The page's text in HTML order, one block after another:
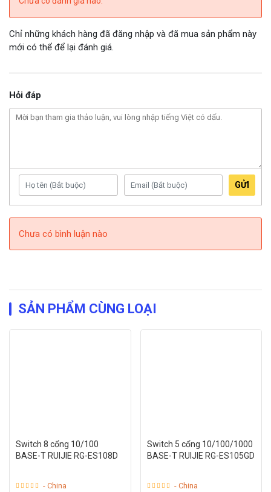
Chỉ những khách hàng đã đăng nhập và đã mua sản phẩm này
mới có thể để lại đánh giá.
Hỏi đáp
GỬI
Chưa có bình luận nào
SẢN PHẨM CÙNG LOẠI
Switch 8 cổng 10/100
BASE-T RUIJIE RG-ES108D
- China
Switch 5 cổng 10/100/1000
BASE-T RUIJIE RG-ES105GD
- China